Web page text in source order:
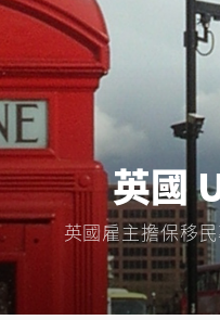
英國
英國雇主擔保移